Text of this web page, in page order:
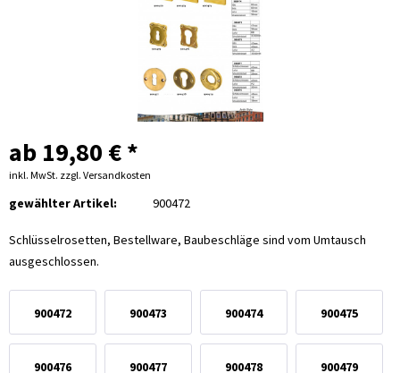
ab 19,80 € *
inkl. MwSt. zzgl. Versandkosten
gewählter Artikel: 900472
Schlüsselrosetten, Bestellware, Baubeschläge sind vom Umtausch
ausgeschlossen.
900472 900473 900474 900475
900476 900477 900478 900479